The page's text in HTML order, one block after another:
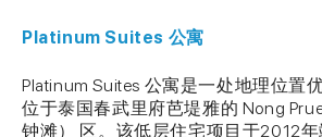
Platinum Suites 公寓
Platinum Suites 公寓是一处地理位置
位于泰国春武里府芭堤雅的 Nong
钟滩） 区。该低层住宅项目于2012